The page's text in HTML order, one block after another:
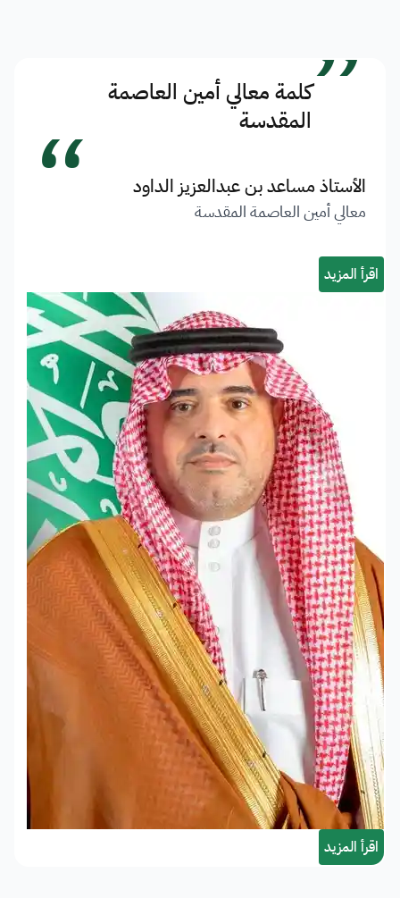
”كلمة معالي أمين العاصمة
المقدسة
الأستاذ مساعد بن عبدالعزيز الداود
معالي أمين العاصمة المقدسة “